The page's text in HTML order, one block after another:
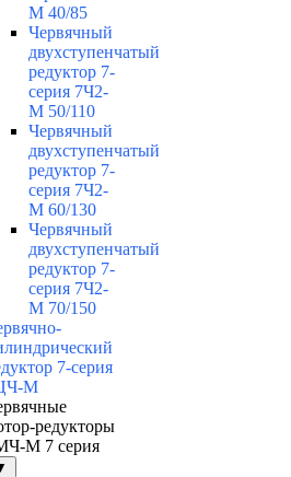
М 40/85
Червячный
двухступенчатый
редуктор 7-
серия 7Ч2-
М 50/110
Червячный
двухступенчатый
редуктор 7-
серия 7Ч2-
М 60/130
Червячный
двухступенчатый
редуктор 7-
серия 7Ч2-
М 70/150
7-серия
М
редукторы
М 7 серия